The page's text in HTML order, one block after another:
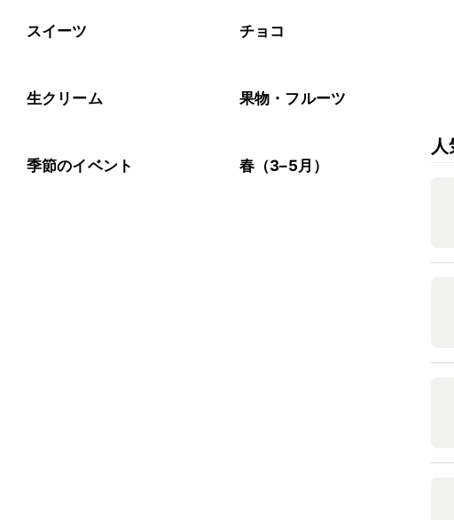
スイーツ チョコ
生クリーム 果物・フルーツ
季節のイベント 春（3–5月）